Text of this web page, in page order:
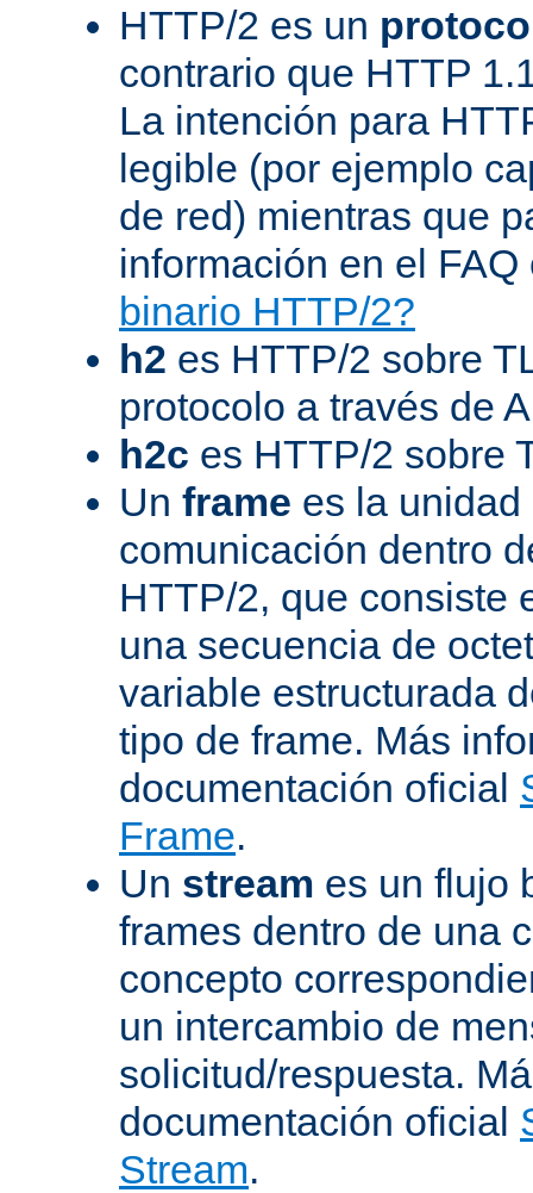
HTTP/2 es un
contrario que HTTP
La intención para
legible (por ejemplo
de red) mientras que
información en el
binario HTTP/2?
h2 es HTTP/2 sobre
protocolo a través de
h2c es HTTP/2 sobre
Un frame es la
comunicación dentro
HTTP/2, que consiste
una secuencia de
variable estructurada
tipo de frame. Más
documentación oficial
Frame.
Un stream es un flujo
frames dentro de una
concepto
un intercambio de
solicitud/respuesta.
documentación oficial
Stream.